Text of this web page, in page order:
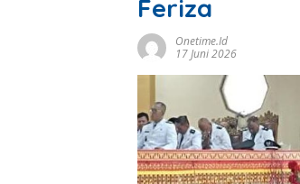
Feriza
Onetime.id
17 Juni 2026